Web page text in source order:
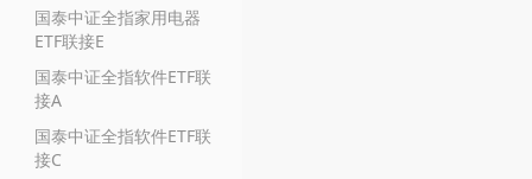
国泰中证全指家用电器
ETF联接E
国泰中证全指软件ETF联
接A
国泰中证全指软件ETF联
接C